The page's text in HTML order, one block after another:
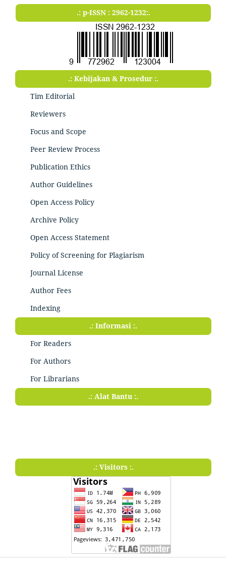
.: p-ISSN : 2962-1232:.
.: Kebijakan & Prosedur :.
Tim Editorial
Reviewers
Focus and Scope
Peer Review Process
Publication Ethics
Author Guidelines
Open Access Policy
Archive Policy
Open Access Statement
Policy of Screening for Plagiarism
Journal License
Author Fees
Indexing
.: Informasi :.
For Readers
For Authors
For Librarians
.: Alat Bantu :.
.: Visitors :.